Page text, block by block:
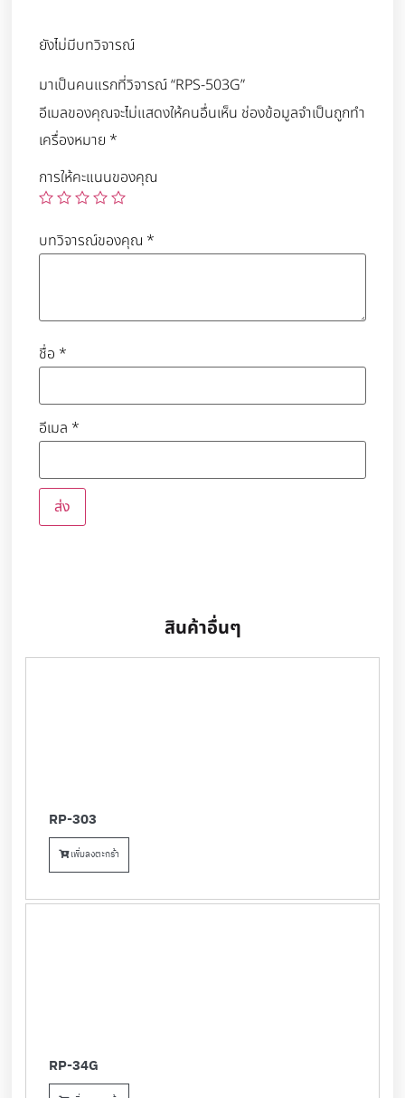
ยังไม่มีบทวิจารณ์
มาเป็นคนแรกที่วิจารณ์ “RPS-503G”
อีเมลของคุณจะไม่แสดงให้คนอื่นเห็น ช่องข้อมูลจำเป็นถูกทำ
เครื่องหมาย *
การให้คะแนนของคุณ
บทวิจารณ์ของคุณ *
ชื่อ *
อีเมล *
สินค้าอื่นๆ
RP-303
เพิ่มลงตะกร้า
RP-34G